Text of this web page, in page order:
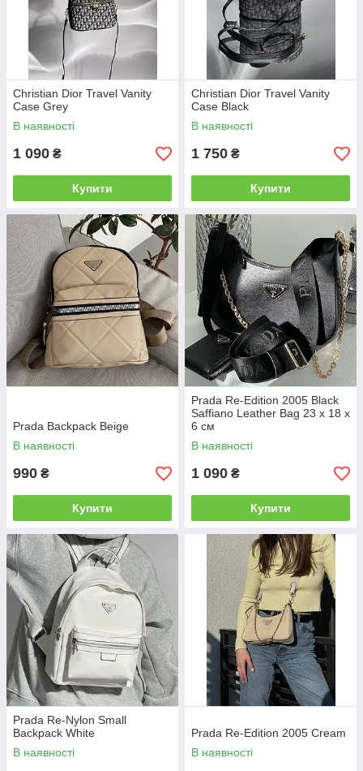
Christian Dior Travel Vanity
Case Grey
В наявності
1 090 ₴
Купити
Christian Dior Travel Vanity
Case Black
В наявності
1 750 ₴
Купити
Prada Backpack Beige
В наявності
990 ₴
Купити
Prada Re-Edition 2005 Black
Saffiano Leather Bag 23 х 18 х
6 см
В наявності
1 090 ₴
Купити
Prada Re-Nylon Small
Backpack White
В наявності
Prada Re-Edition 2005 Cream
В наявності